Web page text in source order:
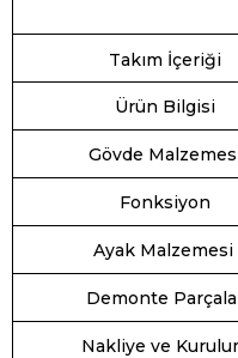
Takım İçeriği
Ürün Bilgisi
Gövde
Fonksiyon
Ayak Malzemesi
Demonte
Nakliye ve